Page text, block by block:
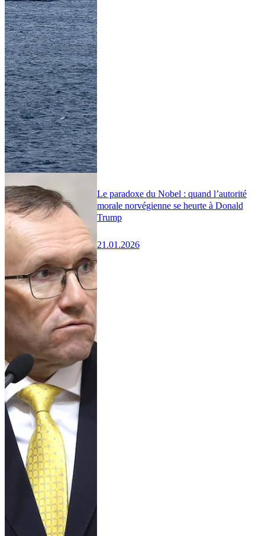
Le paradoxe du Nobel : quand l’autorité
morale norvégienne se heurte à Donald
Trump
21.01.2026